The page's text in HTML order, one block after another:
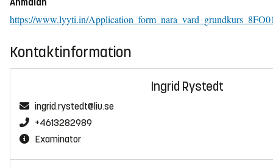
https://www.lyyti.in/
Kontaktinformation
Ingrid Rystedt
ingrid.rystedt@liu.se
+4613282989
Examinator